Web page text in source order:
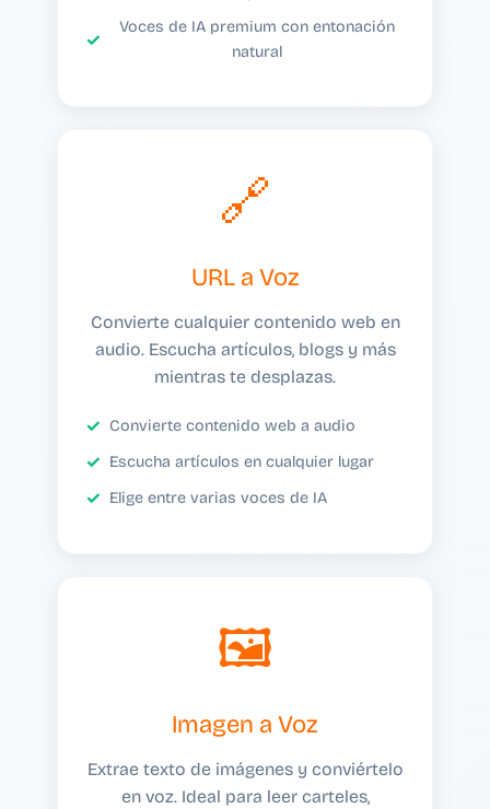
Voces de IA premium con entonación
natural
🔗
URL a Voz
Convierte cualquier contenido web en
audio. Escucha artículos, blogs y más
mientras te desplazas.
Convierte contenido web a audio
Escucha artículos en cualquier lugar
Elige entre varias voces de IA
🖼️
Imagen a Voz
Extrae texto de imágenes y conviértelo
en voz. Ideal para leer carteles,